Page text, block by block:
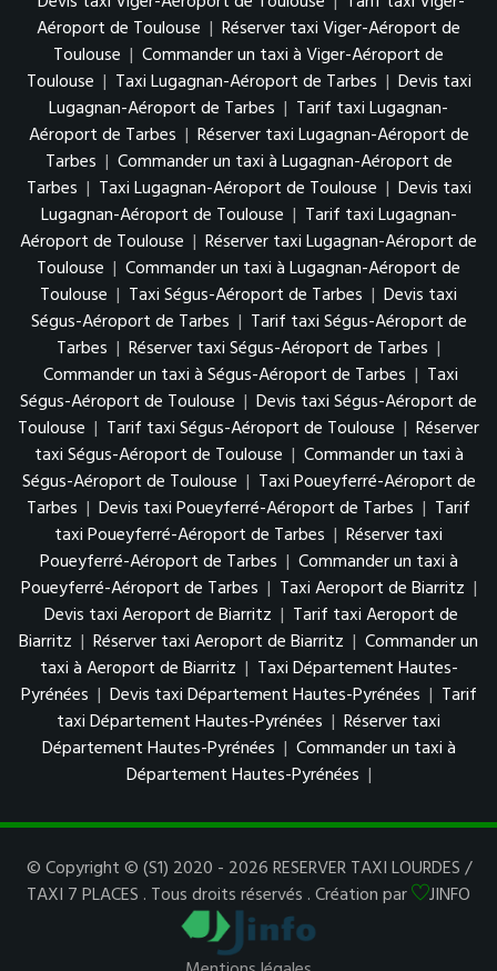
Aéroport de Toulouse | Réserver taxi Viger-Aéroport de
Toulouse | Commander un taxi à Viger-Aéroport de
Toulouse | Taxi Lugagnan-Aéroport de Tarbes | Devis taxi
Lugagnan-Aéroport de Tarbes | Tarif taxi Lugagnan-
Aéroport de Tarbes | Réserver taxi Lugagnan-Aéroport de
Tarbes | Commander un taxi à Lugagnan-Aéroport de
Tarbes | Taxi Lugagnan-Aéroport de Toulouse | Devis taxi
Lugagnan-Aéroport de Toulouse | Tarif taxi Lugagnan-
Aéroport de Toulouse | Réserver taxi Lugagnan-Aéroport de
Toulouse | Commander un taxi à Lugagnan-Aéroport de
Toulouse | Taxi Ségus-Aéroport de Tarbes | Devis taxi
Ségus-Aéroport de Tarbes | Tarif taxi Ségus-Aéroport de
Tarbes | Réserver taxi Ségus-Aéroport de Tarbes |
Commander un taxi à Ségus-Aéroport de Tarbes | Taxi
Ségus-Aéroport de Toulouse | Devis taxi Ségus-Aéroport de
Toulouse | Tarif taxi Ségus-Aéroport de Toulouse | Réserver
taxi Ségus-Aéroport de Toulouse | Commander un taxi à
Ségus-Aéroport de Toulouse | Taxi Poueyferré-Aéroport de
Tarbes | Devis taxi Poueyferré-Aéroport de Tarbes | Tarif
taxi Poueyferré-Aéroport de Tarbes | Réserver taxi
Poueyferré-Aéroport de Tarbes | Commander un taxi à
Poueyferré-Aéroport de Tarbes | Taxi Aeroport de Biarritz |
Devis taxi Aeroport de Biarritz | Tarif taxi Aeroport de
Biarritz | Réserver taxi Aeroport de Biarritz | Commander un
taxi à Aeroport de Biarritz | Taxi Département Hautes-
Pyrénées | Devis taxi Département Hautes-Pyrénées | Tarif
taxi Département Hautes-Pyrénées | Réserver taxi
Département Hautes-Pyrénées | Commander un taxi à
Département Hautes-Pyrénées |
© Copyright © (S1) 2020 - 2026 RESERVER TAXI LOURDES /
TAXI 7 PLACES . Tous droits réservés . Création par
JINFO